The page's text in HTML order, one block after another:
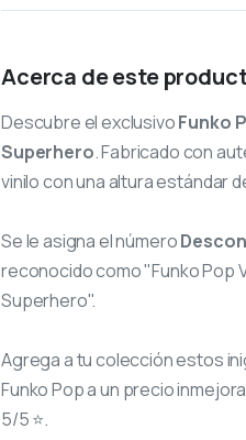
Acerca de este
Descubre el exclusivoFunko
Superhero. Fabricado con
vinilo con una altura estándar
Se le asigna el número
reconocido como "Funko Pop
Superhero".
Agrega a tu colección estos
Funko Pop a un precio
5/5 ⭐.